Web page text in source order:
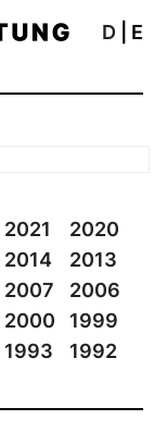
D E
2021
2020
2014
2013
2007
2006
2000
1999
1993
1992